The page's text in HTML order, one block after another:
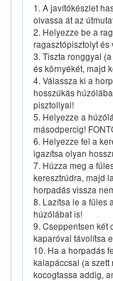
1. A javítókészlet
olvassa át az
2. Helyezze be a
ragasztópisztolyt
3. Tiszta ronggyal
és környékét, majd
4. Válassza ki a
hosszúkás
pisztollyal!
5. Helyezze a
másodpercig!
6. Helyezze fel a
igazítsa olyan
7. Húzza meg a
keresztrúdra, majd
horpadás vissza
8. Lazítsa le a füles
húzólábat is!
9. Cseppentsen két
kaparóval távolítsa
10. Ha a horpadás
kalapáccsal (a szett
kocogtassa addig,